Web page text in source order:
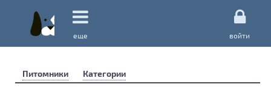
еще войти
Питомники Категории